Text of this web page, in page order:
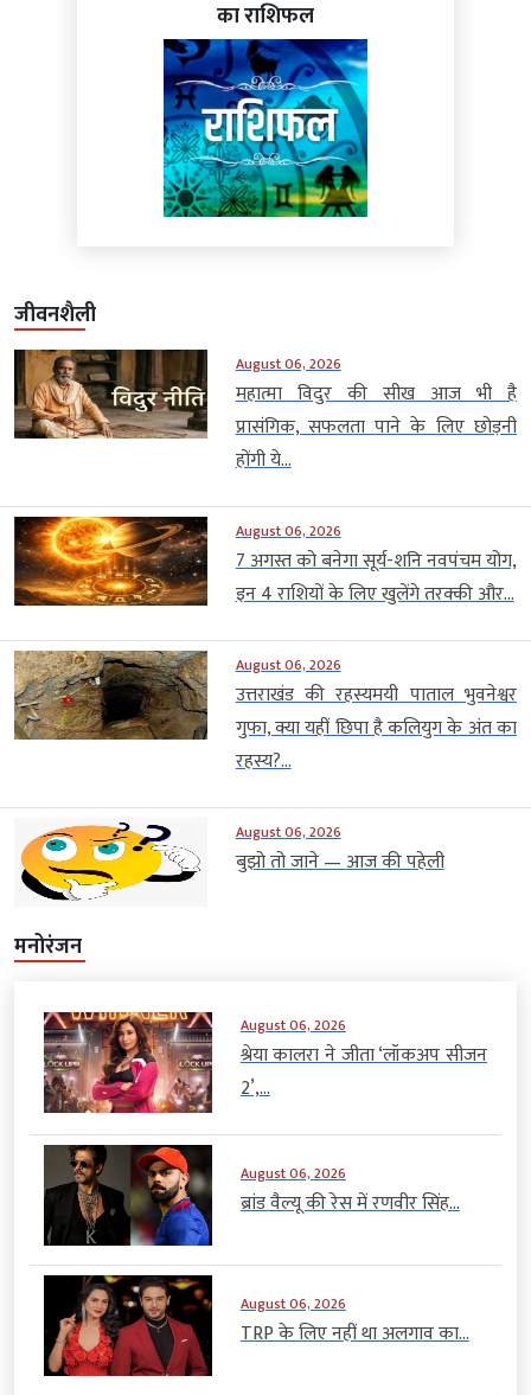
का राशिफल
जीवनशैली
August 06, 2026
महात्मा विदुर की सीख आज भी है
प्रासंगिक, सफलता पाने के लिए छोड़नी
होंगी ये...
August 06, 2026
7 अगस्त को बनेगा सूर्य-शनि नवपंचम योग,
इन 4 राशियों के लिए खुलेंगे तरक्की और...
August 06, 2026
उत्तराखंड की रहस्यमयी पाताल भुवनेश्वर
गुफा, क्या यहीं छिपा है कलियुग के अंत का
रहस्य?...
August 06, 2026
बुझो तो जाने — आज की पहेली
मनोरंजन
August 06, 2026
श्रेया कालरा ने जीता ‘लॉकअप सीजन
2’,...
August 06, 2026
ब्रांड वैल्यू की रेस में रणवीर सिंह...
August 06, 2026
TRP के लिए नहीं था अलगाव का...